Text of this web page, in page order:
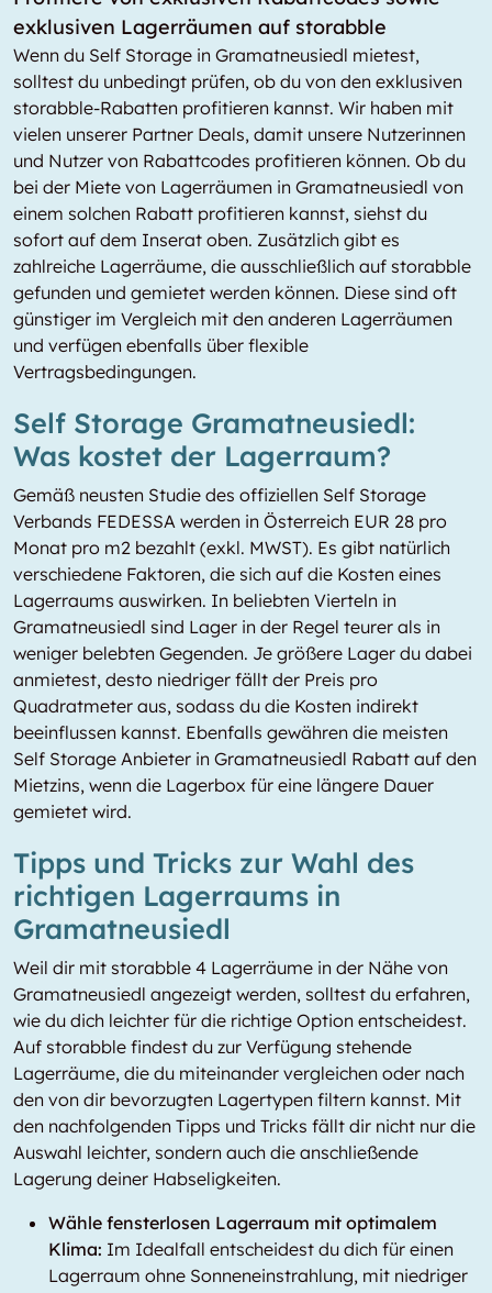
exklusiven Lagerräumen auf storabble
Wenn du Self Storage in Gramatneusiedl mietest,
solltest du unbedingt prüfen, ob du von den exklusiven
storabble-Rabatten profitieren kannst. Wir haben mit
vielen unserer Partner Deals, damit unsere Nutzerinnen
und Nutzer von Rabattcodes profitieren können. Ob du
bei der Miete von Lagerräumen in Gramatneusiedl von
einem solchen Rabatt profitieren kannst, siehst du
sofort auf dem Inserat oben. Zusätzlich gibt es
zahlreiche Lagerräume, die ausschließlich auf storabble
gefunden und gemietet werden können. Diese sind oft
günstiger im Vergleich mit den anderen Lagerräumen
und verfügen ebenfalls über flexible
Vertragsbedingungen.
Self Storage Gramatneusiedl:
Was kostet der Lagerraum?
Gemäß neusten Studie des offiziellen Self Storage
Verbands FEDESSA werden in Österreich EUR 28 pro
Monat pro m2 bezahlt (exkl. MWST). Es gibt natürlich
verschiedene Faktoren, die sich auf die Kosten eines
Lagerraums auswirken. In beliebten Vierteln in
Gramatneusiedl sind Lager in der Regel teurer als in
weniger belebten Gegenden. Je größere Lager du dabei
anmietest, desto niedriger fällt der Preis pro
Quadratmeter aus, sodass du die Kosten indirekt
beeinflussen kannst. Ebenfalls gewähren die meisten
Self Storage Anbieter in Gramatneusiedl Rabatt auf den
Mietzins, wenn die Lagerbox für eine längere Dauer
gemietet wird.
Tipps und Tricks zur Wahl des
richtigen Lagerraums in
Gramatneusiedl
Weil dir mit storabble 4 Lagerräume in der Nähe von
Gramatneusiedl angezeigt werden, solltest du erfahren,
wie du dich leichter für die richtige Option entscheidest.
Auf storabble findest du zur Verfügung stehende
Lagerräume, die du miteinander vergleichen oder nach
den von dir bevorzugten Lagertypen filtern kannst. Mit
den nachfolgenden Tipps und Tricks fällt dir nicht nur die
Auswahl leichter, sondern auch die anschließende
Lagerung deiner Habseligkeiten.
Wähle fensterlosen Lagerraum mit optimalem
Klima: Im Idealfall entscheidest du dich für einen
Lagerraum ohne Sonneneinstrahlung, mit niedriger